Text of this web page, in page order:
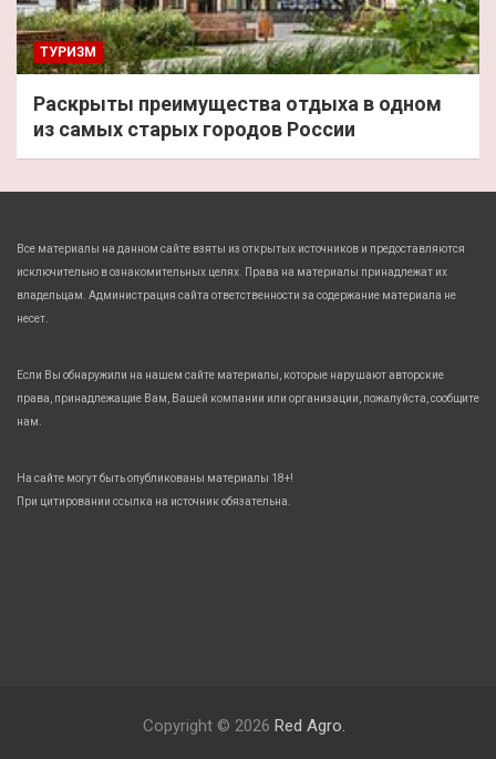
ТУРИЗМ
Раскрыты преимущества отдыха в одном
из самых старых городов России
Все материалы на данном сайте взяты из открытых источников и предоставляются
исключительно в ознакомительных целях. Права на материалы принадлежат их
владельцам. Администрация сайта ответственности за содержание материала не
несет.
Если Вы обнаружили на нашем сайте материалы, которые нарушают авторские
права, принадлежащие Вам, Вашей компании или организации, пожалуйста, сообщите
нам.
На сайте могут быть опубликованы материалы 18+!
При цитировании ссылка на источник обязательна.
Copyright © 2026 Red Agro.